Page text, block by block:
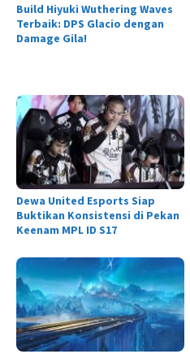
Build Hiyuki Wuthering Waves
Terbaik: DPS Glacio dengan
Damage Gila!
Dewa United Esports Siap
Buktikan Konsistensi di Pekan
Keenam MPL ID S17